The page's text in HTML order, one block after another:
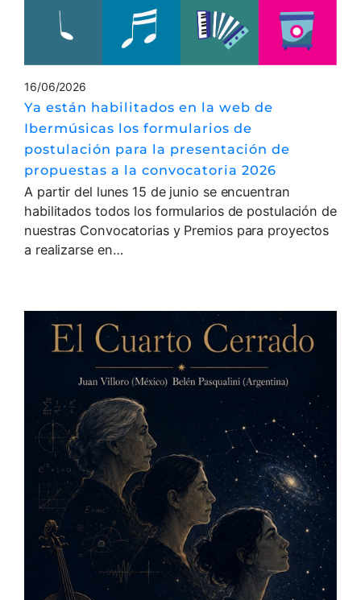
16/06/2026
Ya están habilitados en la web de
Ibermúsicas los formularios de
postulación para la presentación de
propuestas a la convocatoria 2026
A partir del lunes 15 de junio se encuentran
habilitados todos los formularios de postulación de
nuestras Convocatorias y Premios para proyectos
a realizarse en…